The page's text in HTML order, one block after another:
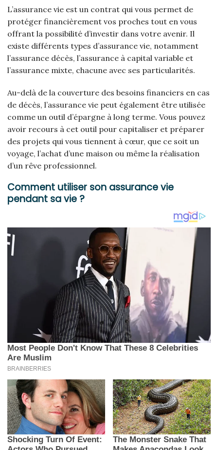
L’assurance vie est un contrat qui vous permet de
protéger financièrement vos proches tout en vous
offrant la possibilité d’investir dans votre avenir. Il
existe différents types d’assurance vie, notamment
l’assurance décès, l’assurance à capital variable et
l’assurance mixte, chacune avec ses particularités.
Au-delà de la couverture des besoins financiers en cas
de décès, l’assurance vie peut également être utilisée
comme un outil d’épargne à long terme. Vous pouvez
avoir recours à cet outil pour capitaliser et préparer
des projets qui vous tiennent à cœur, que ce soit un
voyage, l’achat d’une maison ou même la réalisation
d’un rêve professionnel.
Comment utiliser son assurance vie
pendant sa vie ?